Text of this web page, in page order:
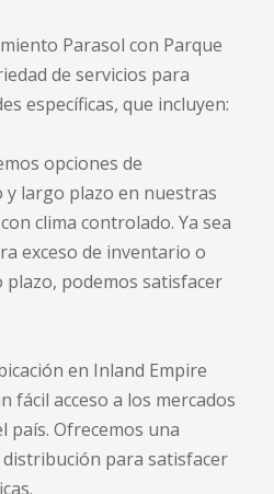
Parasol con Parque
de servicios para
específicas, que incluyen:
opciones de
largo plazo en nuestras
clima controlado. Ya sea
exceso de inventario o
podemos satisfacer
en Inland Empire
fácil acceso a los mercados
país. Ofrecemos una
para satisfacer